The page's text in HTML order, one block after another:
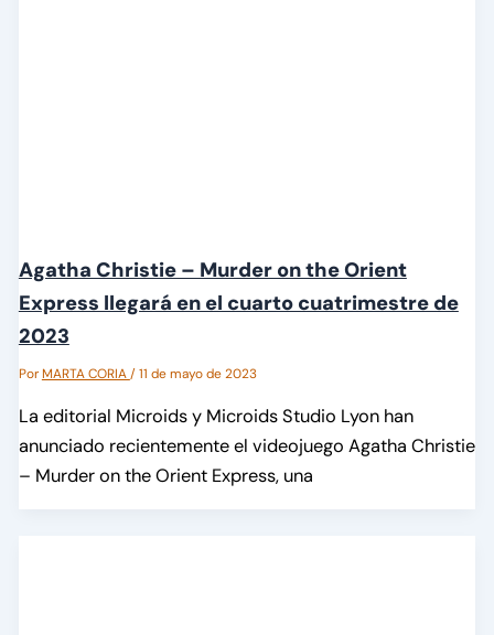
Agatha Christie – Murder on the Orient
Express llegará en el cuarto cuatrimestre de
2023
PorMARTA CORIA/11 de mayo de 2023
La editorial Microids y Microids Studio Lyon han
anunciado recientemente el videojuego Agatha Christie
– Murder on the Orient Express, una